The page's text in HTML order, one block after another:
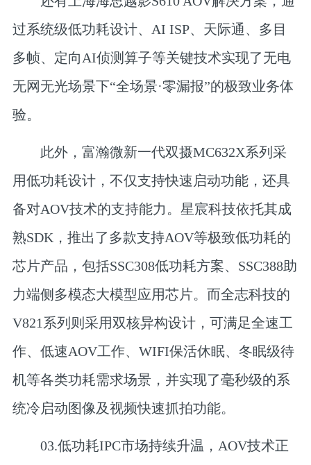
过系统级低功耗设计、AI ISP、天际通、多目
多帧、定向AI侦测算子等关键技术实现了无电
无网无光场景下“全场景·零漏报”的极致业务体
验。
此外， 富瀚微新一代双摄MC632X系列采
用低功耗设计，不仅支持快速启动功能，还具
备对AOV技术的支持能力。 星宸科技依托其成
熟SDK，推出了多款支持AOV等极致低功耗的
芯片产品，包括SSC308低功耗方案、SSC388助
力端侧多模态大模型应用芯片。而全志科技的
V821系列则采用双核异构设计，可满足全速工
作、低速AOV工作、WIFI保活休眠、冬眠级待
机等各类功耗需求场景，并实现了毫秒级的系
统冷启动图像及视频快速抓拍功能。
03.低功耗IPC市场持续升温， AOV技术正